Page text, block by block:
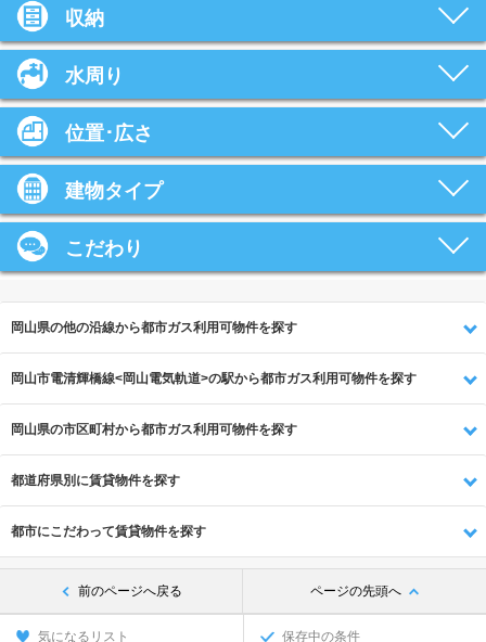
収納
水周り
位置･広さ
建物タイプ
こだわり
岡山県の他の沿線から都市ガス利用可物件を探す
岡山市電清輝橋線<岡山電気軌道>の駅から都市ガス利用可物件を探す
岡山県の市区町村から都市ガス利用可物件を探す
都道府県別に賃貸物件を探す
都市にこだわって賃貸物件を探す
前のページへ戻る ページの先頭へ
気になるリスト 保存中の条件